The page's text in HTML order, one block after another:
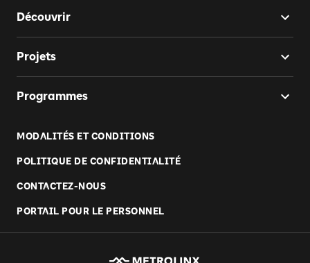
Découvrir
Projets
Programmes
MODALITÉS ET CONDITIONS
POLITIQUE DE CONFIDENTIALITÉ
CONTACTEZ-NOUS
PORTAIL POUR LE PERSONNEL